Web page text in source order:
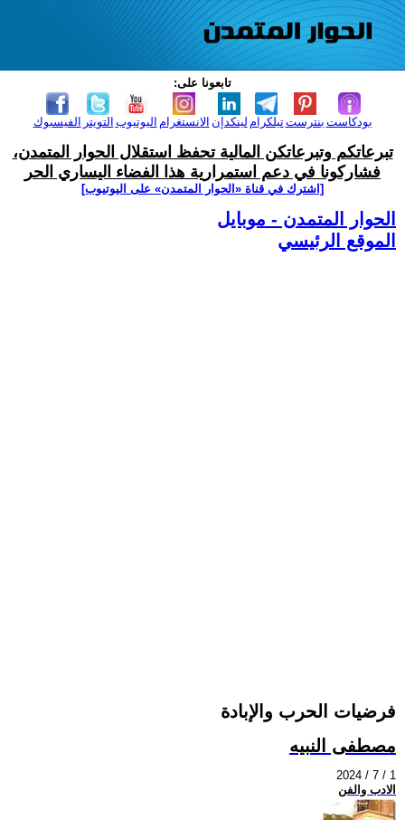
تابعونا على:
الفيسبوك التويتر اليوتيوب الانستغرام لينكدإن تيلكرامبنترست بودكاست
تبرعاتكم وتبرعاتكن المالية تحفظ استقلال الحوار المتمدن،
فشاركونا في دعم استمرارية هذا الفضاء اليساري الحر
[اشترك في قناة ‫«الحوار المتمدن» على اليوتيوب]
الحوار المتمدن - موبايل
الموقع الرئيسي
فرضيات الحرب والإبادة
مصطفى النبيه
2024 / 7 / 1
الادب والفن